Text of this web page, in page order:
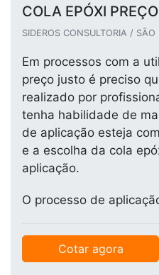
COLA EPÓXI PREÇO
SIDEROS CONSULTORIA /
Em processos com a
preço justo é preciso
realizado por
tenha habilidade de
de aplicação esteja
e a escolha da cola
aplicação.
O processo de
Cotar agora